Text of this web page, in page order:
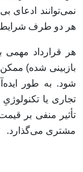
نمی‌توانند ادعای
هر دو طرف شرایط
بازبینی شده)
شود. به طور
تجاری یا
تأثیر منفی بر
مشتری می‌گذارد.